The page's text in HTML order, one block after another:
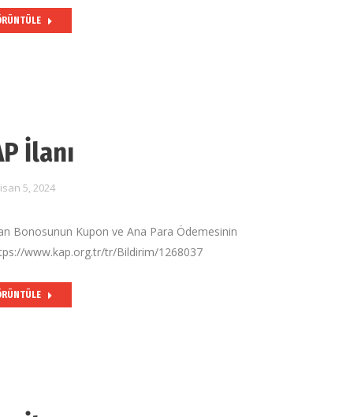
İlanı
5, 2024
Bonosunun Kupon ve Ana Para Ödemesinin
www.kap.org.tr/tr/Bildirim/1268037